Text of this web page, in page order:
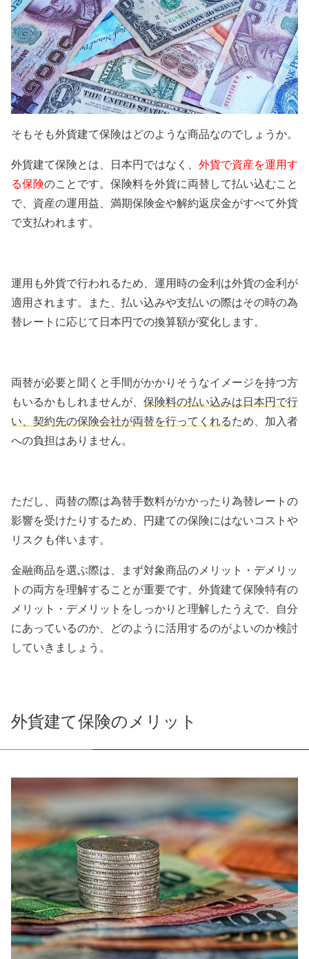
そもそも外貨建て保険はどのような商品なのでしょうか。
外貨建て保険とは、日本円ではなく、 外貨で資産を運用す
る保険のことです。保険料を外貨に両替して払い込むこと
で、資産の運用益、満期保険金や解約返戻金がすべて外貨
で支払われます。
運用も外貨で行われるため、運用時の金利は外貨の金利が
適用されます。また、払い込みや支払いの際はその時の為
替レートに応じて日本円での換算額が変化します。
両替が必要と聞くと手間がかかりそうなイメージを持つ方
もいるかもしれませんが、 保険料の払い込みは日本円で行
い、契約先の保険会社が両替を行ってくれるため、加入者
への負担はありません。
ただし、両替の際は為替手数料がかかったり為替レートの
影響を受けたりするため、円建ての保険にはないコストや
リスクも伴います。
金融商品を選ぶ際は、まず対象商品のメリット・デメリッ
トの両方を理解することが重要です。外貨建て保険特有の
メリット・デメリットをしっかりと理解したうえで、自分
にあっているのか、どのように活用するのがよいのか検討
していきましょう。
外貨建て保険のメリット